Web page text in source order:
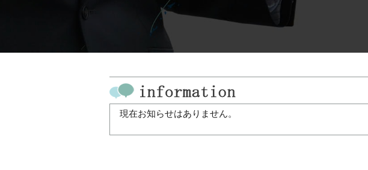
現在お知らせはありません。